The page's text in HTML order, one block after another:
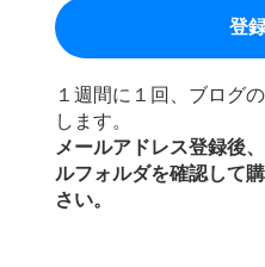
１週間に１回、ブログ
します。
メールアドレス登録後
ルフォルダを確認して
さい。